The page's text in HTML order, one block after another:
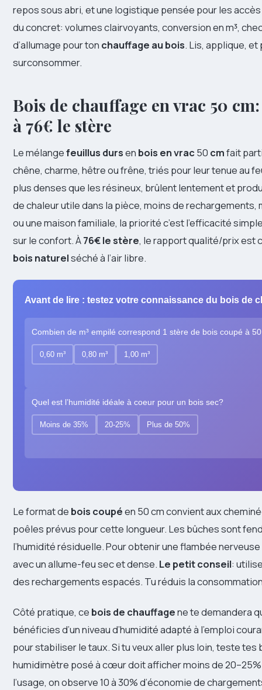
repos sous abri, et une logistique pensée pour les
du concret: volumes clairvoyants, conversion en m³,
d’allumage pour ton chauffage au bois. Lis, applique,
surconsommer.
Bois de chauffage en vrac 50
à 76€ le stère
Le mélangefeuillus dursen bois en vrac50 cmfait
chêne, charme, hêtre ou frêne, triés pour leur tenue au
plus denses que les résineux, brûlent lentement et
de chaleur utile dans la pièce, moins de rechargements,
ou une maison familiale, la priorité c’est l’efficacité
sur le confort. À76€ le stère, le rapport qualité/prix est
bois naturelséché à l’air libre.
Avant de lire : testez votre connaissance du bois de
Combien de m³ empilé correspond 1 stère de bois coupé à
0,60 m³ 0,80 m³ 1,00 m³
Quel est l’humidité idéale à coeur pour un bois sec?
Moins de 35% 20-25% Plus de 50%
Le format de bois coupéen 50 cm convient aux
poêles prévus pour cette longueur. Les bûches sont
l’humidité résiduelle. Pour obtenir une flambée
avec un allume-feu sec et dense. Le petit conseil:
des rechargements espacés. Tu réduis la
Côté pratique, ce bois de chauffagene te demandera
bénéficies d’un niveau d’humidité adapté à l’emploi
pour stabiliser le taux. Si tu veux aller plus loin, teste
humidimètre posé à cœur doit afficher moins de
l’usage, on observe 10 à 30% d’économie de